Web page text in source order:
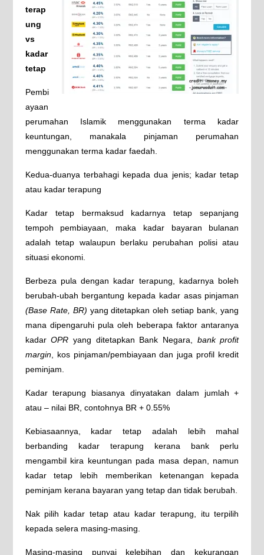
terap
ung
vs
kadar
tetap
Pembi
ayaan
perumahan Islamik menggunakan terma kadar
keuntungan, manakala pinjaman perumahan
menggunakan terma kadar faedah.
Kedua-duanya terbahagi kepada dua jenis; kadar tetap
atau kadar terapung
Kadar tetap bermaksud kadarnya tetap sepanjang
tempoh pembiayaan, maka kadar bayaran bulanan
adalah tetap walaupun berlaku perubahan polisi atau
situasi ekonomi.
Berbeza pula dengan kadar terapung, kadarnya boleh
berubah-ubah bergantung kepada kadar asas pinjaman
(Base Rate, BR) yang ditetapkan oleh setiap bank, yang
mana dipengaruhi pula oleh beberapa faktor antaranya
kadarOPR yang ditetapkan Bank Negara, bank profit
margin, kos pinjaman/pembiayaan dan juga profil kredit
peminjam.
Kadar terapung biasanya dinyatakan dalam jumlah +
atau – nilai BR, contohnya BR + 0.55%
Kebiasaannya, kadar tetap adalah lebih mahal
berbanding kadar terapung kerana bank perlu
mengambil kira keuntungan pada masa depan, namun
kadar tetap lebih memberikan ketenangan kepada
peminjam kerana bayaran yang tetap dan tidak berubah.
Nak pilih kadar tetap atau kadar terapung, itu terpilih
kepada selera masing-masing.
Masing-masing punyai kelebihan dan kekurangan